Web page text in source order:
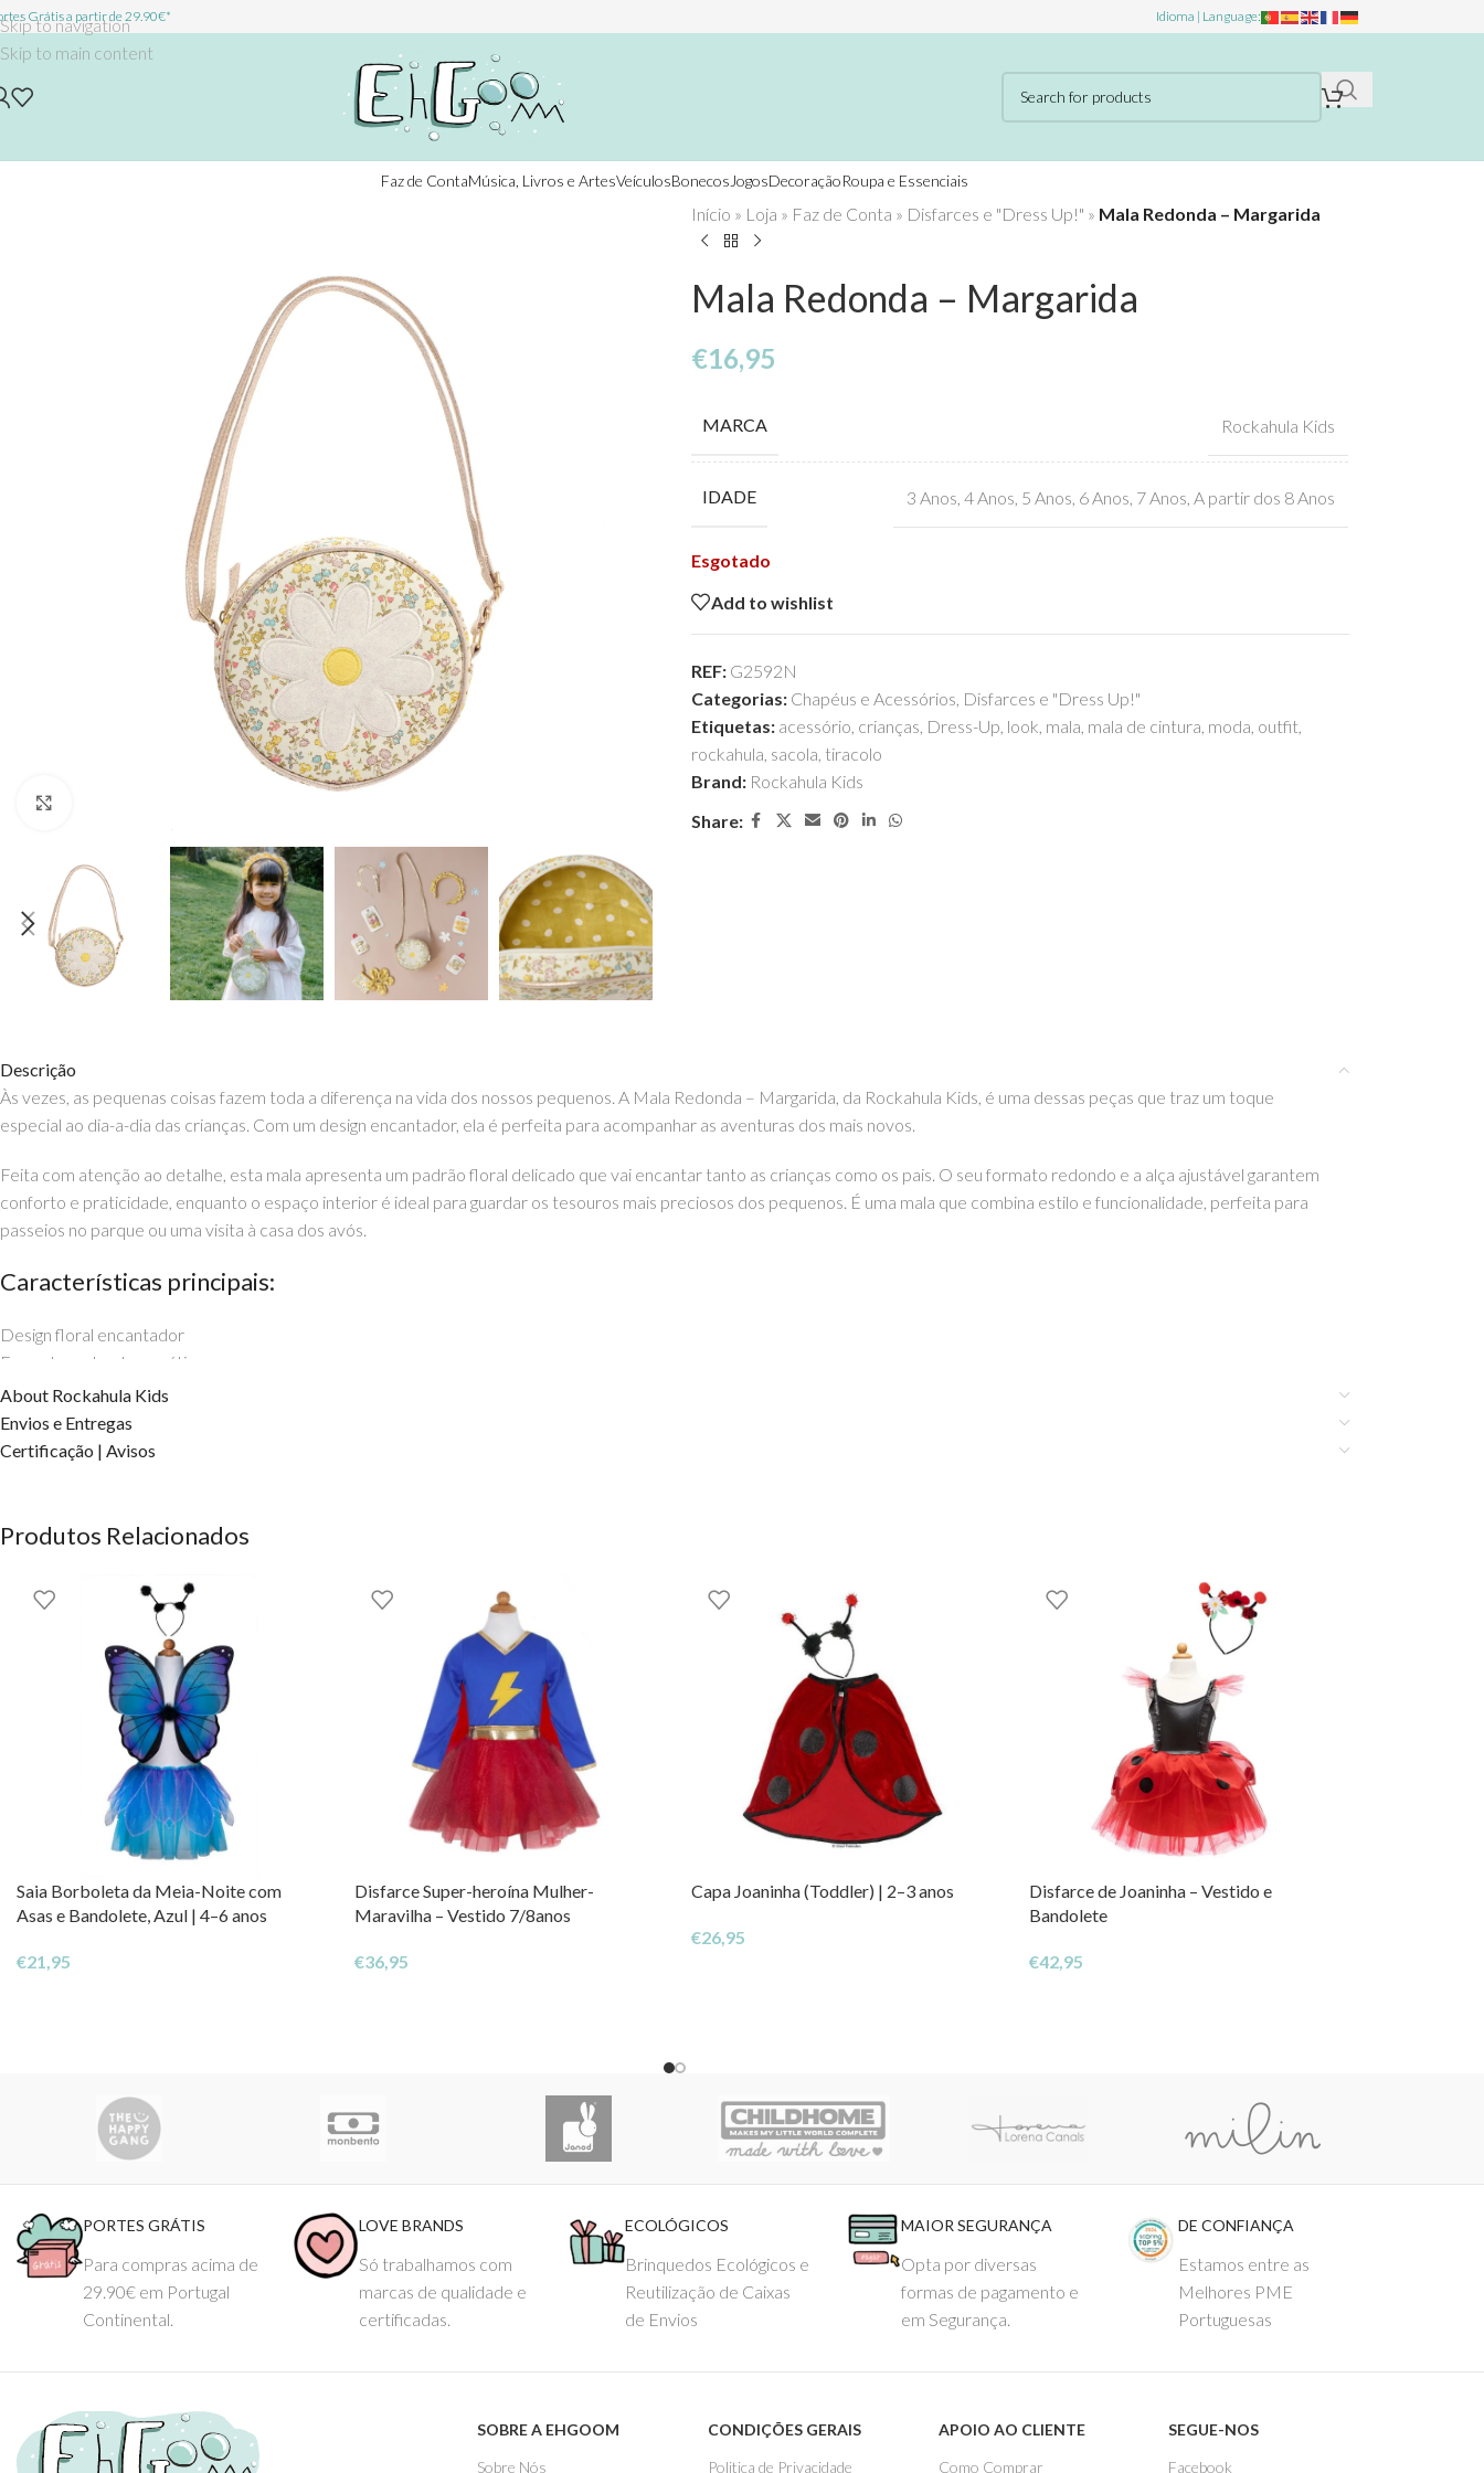
Skip to navigation
Skip to main content
Grátis a partir de 29.90€* Idioma | Language:
Faz de ContaMúsica, Livros e ArtesVeículosBonecos JogosDecoraçãoRoupa e Essenciais
Início » Loja » Faz de Conta » Disfarces e "Dress Up!" » Mala Redonda – Margarida
Mala Redonda – Margarida
€16,95
MARCA Rockahula Kids
IDADE 3 Anos 4 Anos 5 Anos 6 Anos 7 Anos A partir dos 8 Anos
Esgotado
Add to wishlist
REF: G2592N
Categorias: Chapéus e Acessórios, Disfarces e "Dress Up!"
Etiquetas: acessório, crianças, Dress-Up, look, mala, mala de cintura, moda, outfit,
rockahula, sacola, tiracolo
Brand: Rockahula Kids
Share:
Descrição
Às vezes, as pequenas coisas fazem toda a diferença na vida dos nossos pequenos. A Mala Redonda – Margarida, da Rockahula Kids, é uma dessas peças que traz um toque
especial ao dia-a-dia das crianças. Com um design encantador, ela é perfeita para acompanhar as aventuras dos mais novos.
Feita com atenção ao detalhe, esta mala apresenta um padrão floral delicado que vai encantar tanto as crianças como os pais. O seu formato redondo e a alça ajustável garantem
conforto e praticidade, enquanto o espaço interior é ideal para guardar os tesouros mais preciosos dos pequenos. É uma mala que combina estilo e funcionalidade, perfeita para
passeios no parque ou uma visita à casa dos avós.
Características principais:
Design floral encantador
Formato redondo e prático
Alça ajustável para maior conforto
Espaço interior ideal para pequenos objetos
Oferece às crianças a oportunidade de explorar o mundo à sua maneira, com um toque de elegância e charme. Podes encontrar este e outros artigos incríveis da Rockahula Kids
Rockahula Kids
About Rockahula Kids
Envios e Entregas
Certificação | Avisos
Produtos Relacionados
Saia Borboleta da Meia-Noite com
Asas e Bandolete, Azul | 4–6 anos
€21,95
Disfarce Super-heroína Mulher-
Maravilha – Vestido 7/8anos
€36,95
Capa Joaninha (Toddler) | 2–3 anos
€26,95
Disfarce de Joaninha – Vestido e
Bandolete
€42,95
PORTES GRÁTIS
Para compras acima de
29.90€ em Portugal
Continental.
LOVE BRANDS
Só trabalhamos com
marcas de qualidade e
certificadas.
ECOLÓGICOS
Brinquedos Ecológicos e
Reutilização de Caixas
de Envios
MAIOR SEGURANÇA
Opta por diversas
formas de pagamento e
em Segurança.
DE CONFIANÇA
Estamos entre as
Melhores PME
Portuguesas
SOBRE A EHGOOM
Sobre Nós
CONDIÇÕES GERAIS
Politica de Privacidade
APOIO AO CLIENTE
Como Comprar
SEGUE-NOS
Facebook